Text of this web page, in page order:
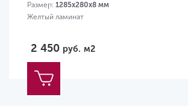
Размер: 1285х280х8 мм
Желтый ламинат
2 450 руб. м2